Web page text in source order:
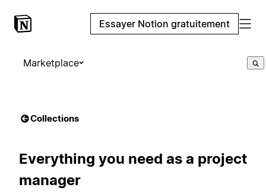
Essayer Notion gratuitement
Marketplace
Collections
Everything you need as a project
manager